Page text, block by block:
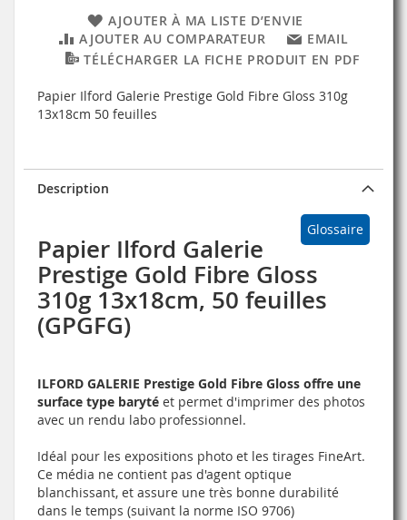
AJOUTER À MA LISTE D’ENVIE
AJOUTER AU COMPARATEUR
EMAIL
TÉLÉCHARGER LA FICHE PRODUIT EN PDF
Papier Ilford Galerie Prestige Gold Fibre Gloss 310g
13x18cm 50 feuilles
Description
Glossaire
Papier Ilford Galerie
Prestige Gold Fibre Gloss
310g 13x18cm, 50 feuilles
(GPGFG)
ILFORD GALERIE Prestige Gold Fibre Gloss offre une
surface type baryté et permet d'imprimer des photos
avec un rendu labo professionnel.
Idéal pour les expositions photo et les tirages FineArt.
Ce média ne contient pas d'agent optique
blanchissant, et assure une très bonne durabilité
dans le temps (suivant la norme ISO 9706)